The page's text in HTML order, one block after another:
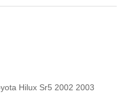
Hilux Sr5 2002 2003